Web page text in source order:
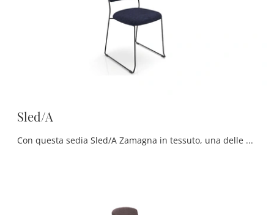
Sled/A
Con questa sedia Sled/A Zamagna in tessuto, una delle nostre sedute fisse moderne, potrai impreziosire i tuoi locali.